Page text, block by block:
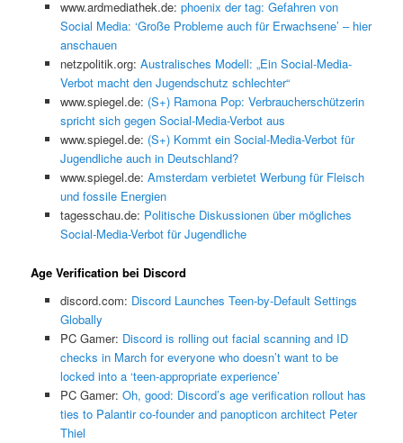
www.ardmediathek.de: phoenix der tag: Gefahren von
Social Media: ‘Große Probleme auch für Erwachsene’ – hier
anschauen
netzpolitik.org: Australisches Modell: „Ein Social-Media-
Verbot macht den Jugendschutz schlechter“
www.spiegel.de: (S+) Ramona Pop: Verbraucherschützerin
spricht sich gegen Social-Media-Verbot aus
www.spiegel.de: (S+) Kommt ein Social-Media-Verbot für
Jugendliche auch in Deutschland?
www.spiegel.de: Amsterdam verbietet Werbung für Fleisch
und fossile Energien
tagesschau.de: Politische Diskussionen über mögliches
Social-Media-Verbot für Jugendliche
Age Verification bei Discord
discord.com: Discord Launches Teen-by-Default Settings
Globally
PC Gamer: Discord is rolling out facial scanning and ID
checks in March for everyone who doesn’t want to be
locked into a ‘teen-appropriate experience’
PC Gamer: Oh, good: Discord’s age verification rollout has
ties to Palantir co-founder and panopticon architect Peter
Thiel